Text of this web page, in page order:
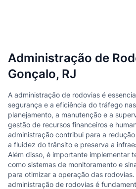
Administração de
Gonçalo, RJ
A administração de rodovias é
segurança e a eficiência do tráfego
planejamento, a manutenção e a
gestão de recursos financeiros e
administração contribui para a
a fluidez do trânsito e preserva a
Além disso, é importante implementar
como sistemas de monitoramento e
para otimizar a operação das
administração de rodovias é